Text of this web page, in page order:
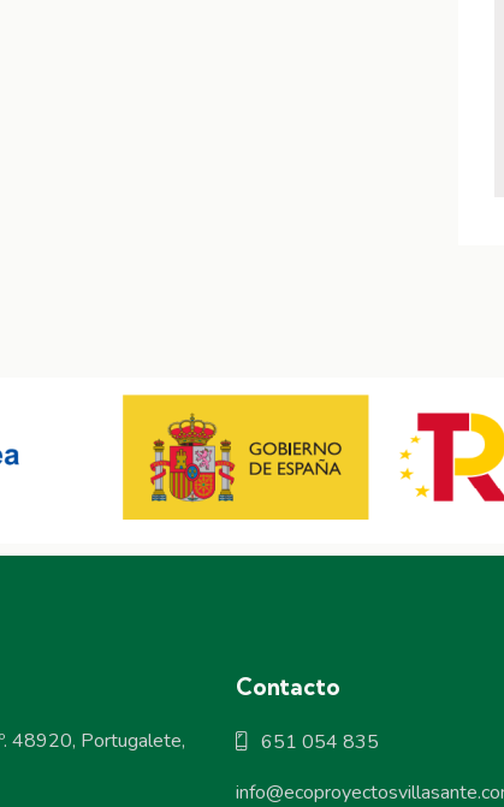
48920, Portugalete,
Contacto
651 054 835